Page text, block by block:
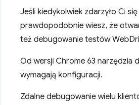
Jeśli kiedykolwiek zdarzyło Ci
prawdopodobnie wiesz, że
też debugowanie testów
Od wersji Chrome 63 narzędzia
wymagają konfiguracji.
Zdalne debugowanie wielu